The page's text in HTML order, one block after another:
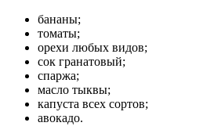
бананы;
томаты;
орехи любых видов;
сок гранатовый;
спаржа;
масло тыквы;
капуста всех сортов;
авокадо.